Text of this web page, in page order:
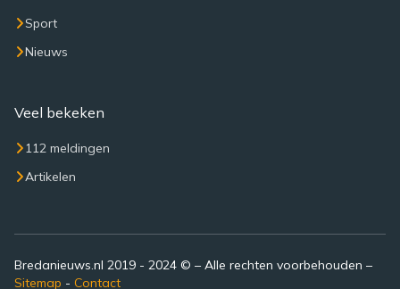
Sport
Nieuws
Veel bekeken
112 meldingen
Artikelen
Bredanieuws.nl 2019 - 2024 © – Alle rechten voorbehouden –
Sitemap - Contact